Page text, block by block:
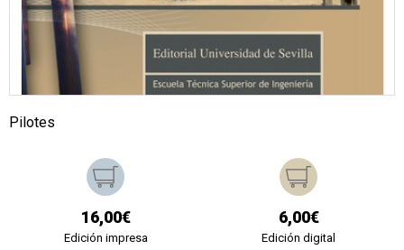
Pilotes
16,00€
Edición impresa
6,00€
Edición digital